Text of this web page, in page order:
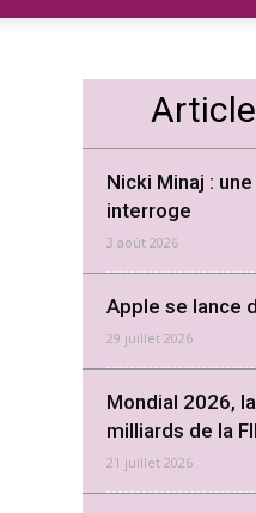
Nicki Minaj :
interroge
3 août 2026
Apple se lance
29 juillet 2026
Mondial 2026,
milliards de la
21 juillet 2026